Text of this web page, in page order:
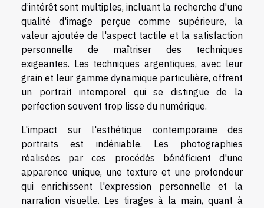
d’intérêt sont multiples, incluant la recherche d'une
qualité d'image perçue comme supérieure, la
valeur ajoutée de l'aspect tactile et la satisfaction
personnelle de maîtriser des techniques
exigeantes. Les techniques argentiques, avec leur
grain et leur gamme dynamique particulière, offrent
un portrait intemporel qui se distingue de la
perfection souvent trop lisse du numérique.
L'impact sur l'esthétique contemporaine des
portraits est indéniable. Les photographies
réalisées par ces procédés bénéficient d'une
apparence unique, une texture et une profondeur
qui enrichissent l'expression personnelle et la
narration visuelle. Les tirages à la main, quant à